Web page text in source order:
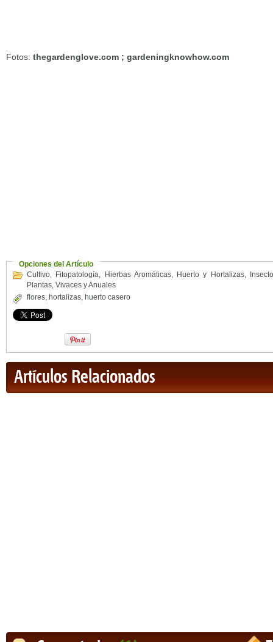
Fotos: thegardenglove.com ; gardeningknowhow.com
Opciones del Artículo
Cultivo, Fitopatología, Hierbas Aromáticas, Huerto y Hortalizas,
Plantas, Vivaces y Anuales
flores, hortalizas, huerto casero
Artículos Relacionados